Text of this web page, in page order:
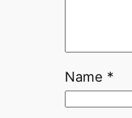
Name *